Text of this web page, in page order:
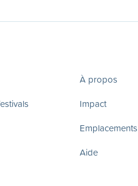
À propos
Impact
Emplacements
Aide